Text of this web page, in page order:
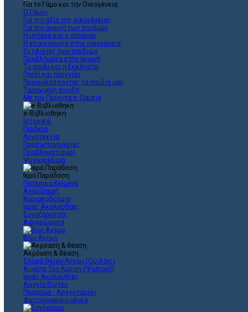
Για το Γάμο και την Οικογένεια
Ο Γάμος
Για την αξία της οικογένειας
Για την αγωγή των παιδιών
Η μητέρα και ο πατέρας
Η επικοινωνία στην οικογένεια
Οι ηλικίες των παιδιών
Προβλήματα στην αγωγή
Το παιδί και η Εκκλησία
Παιδί και παιχνίδι
Προφυλάσσοντας τα παιδιά μας
Ταραγμένη άνοιξη
Με τον Γέροντα π. Παϊσιο
e-Βιβλιοθηκη
Ιστορικά
Παιδεία
Λογοτεχνία
Προσωπογραφίες
Προβληματισμοί
Ψυχωφέλιμα
Ιερά Παράδοση
Πατερικά Κείμενα
Αγία Γραφή
Κυριακοδρόμιο
Ιερές Ακολουθίες
Συναξαριστής
Αφιερώματα
Βίοι Αγίων
Ακρόαση & θέαση
Σπορά Θείου Λόγου (Ομιλίες)
Αινείτε Τον Κύριον (Ψαλτική)
Ιερές Ακολουθίες
Αρχεία Βίντεο
Πέρασμα - Αρχονταρίκι
Φωτογραφικό υλικό